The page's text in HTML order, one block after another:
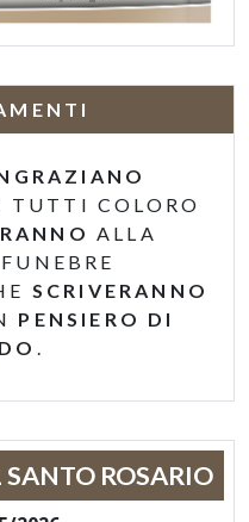
TUTTI COLORO
ALLA
SCRIVERANNO
PENSIERO DI
ROSARIO